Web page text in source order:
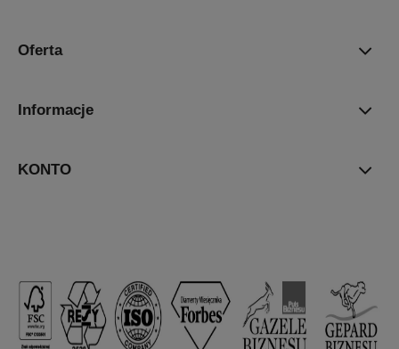
Oferta
Informacje
KONTO